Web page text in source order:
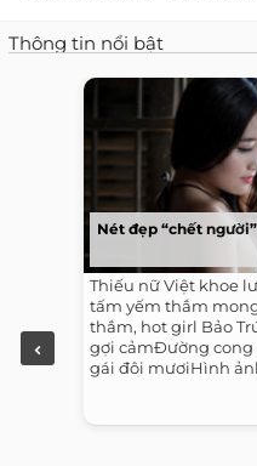
Thông tin nổi bật
Nét đẹp “chết
Thiếu nữ Việt khoe
tấm yếm thắm
thắm, hot girl Bảo
gợi cảmĐường cong
gái đôi mươiHình